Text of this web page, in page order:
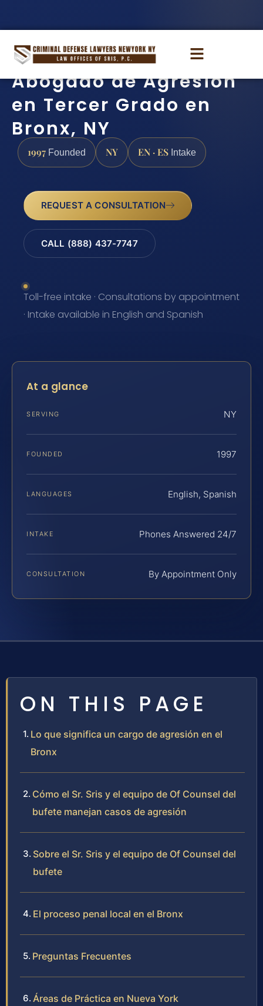
Abogado de Agresión
en Tercer Grado en
Bronx, NY
1997 Founded NY EN · ES Intake
REQUEST A CONSULTATION
CALL (888) 437-7747
Toll-free intake · Consultations by appointment
· Intake available in English and Spanish
At a glance
SERVING NY
FOUNDED 1997
LANGUAGES English, Spanish
INTAKE Phones Answered 24/7
CONSULTATION By Appointment Only
ON THIS PAGE
Lo que significa un cargo de agresión en el
Bronx
Cómo el Sr. Sris y el equipo de Of Counsel del
bufete manejan casos de agresión
Sobre el Sr. Sris y el equipo de Of Counsel del
bufete
El proceso penal local en el Bronx
Preguntas Frecuentes
Áreas de Práctica en Nueva York